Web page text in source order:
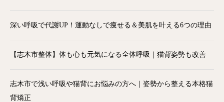
深い呼吸で代謝UP！運動なしで痩せる＆美肌を叶える6つの理由
【志木市整体】体も心も元気になる全体呼吸｜猫背姿勢も改善
志木市で浅い呼吸や猫背にお悩みの方へ｜姿勢から整える本格猫
背矯正